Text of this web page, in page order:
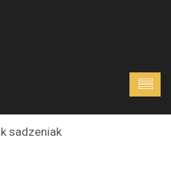
sadzeniak